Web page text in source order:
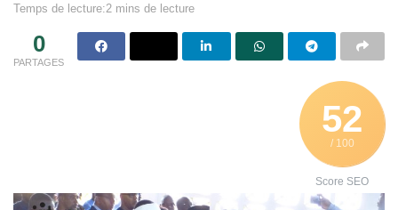
Temps de lecture:2 mins de lecture
0
PARTAGES
52
/ 100
Score SEO